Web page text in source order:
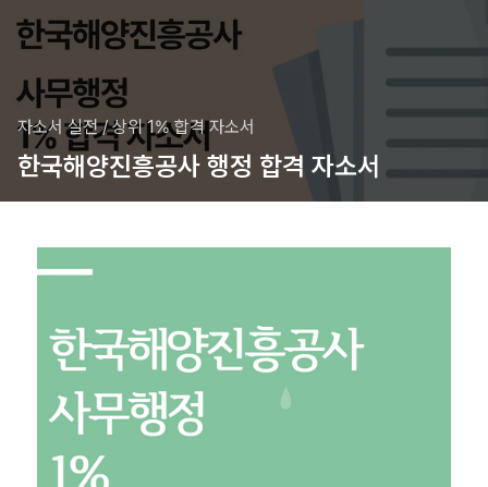
자소서 실전/상위 1% 합격 자소서
한국해양진흥공사 행정 합격 자소서